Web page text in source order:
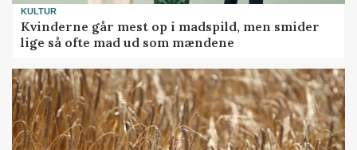
KULTUR
Kvinderne går mest op i madspild, men smider
lige så ofte mad ud som mændene